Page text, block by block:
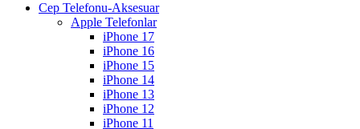
Cep Telefonu-Aksesuar
Apple Telefonlar
iPhone 17
iPhone 16
iPhone 15
iPhone 14
iPhone 13
iPhone 12
iPhone 11